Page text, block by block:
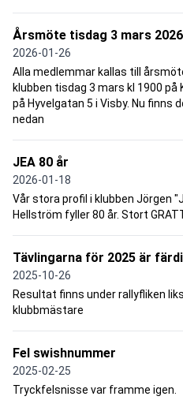
Årsmöte tisdag 3 mars
2026-01-26
Alla medlemmar kallas till
klubben tisdag 3 mars kl 1900 på
på Hyvelgatan 5 i Visby. Nu finns
nedan
JEA 80 år
2026-01-18
Vår stora profil i klubben Jörgen
Hellström fyller 80 år. Stort
Tävlingarna för 2025 är
2025-10-26
Resultat finns under rallyfliken
klubbmästare
Fel swishnummer
2025-02-25
Tryckfelsnisse var framme igen.